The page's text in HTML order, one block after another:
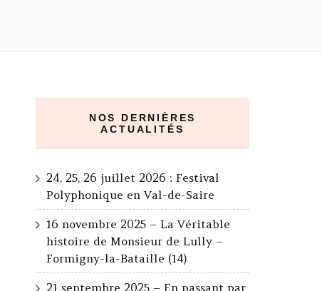
NOS DERNIÈRES
ACTUALITÉS
24, 25, 26 juillet 2026 : Festival
Polyphonique en Val-de-Saire
16 novembre 2025 – La Véritable
histoire de Monsieur de Lully –
Formigny-la-Bataille (14)
21 septembre 2025 – En passant par